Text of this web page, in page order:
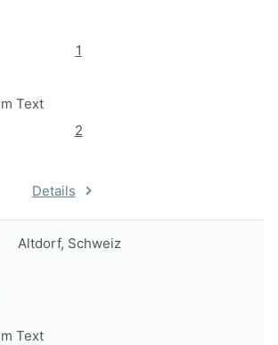
1
Text
2
Details
Altdorf, Schweiz
Text